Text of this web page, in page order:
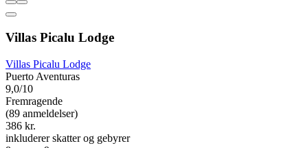
Villas Picalu Lodge
Villas Picalu Lodge
Puerto Aventuras
9,0/10
Fremragende
(89 anmeldelser)
386 kr.
inkluderer skatter og gebyrer